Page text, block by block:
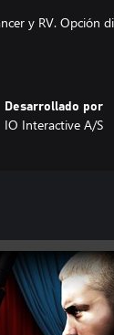
y RV. Opción
Desarrollado por
IO Interactive A/S